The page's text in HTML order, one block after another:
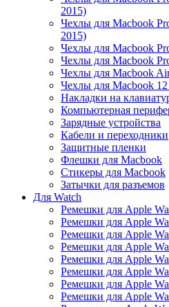
2015)
Чехлы для Macbook
2015)
Чехлы для Macbook
Чехлы для Macbook
Чехлы для Macbook
Чехлы для Macbook
Накладки на
Компьютерная
Зарядные устройства
Кабели и переходники
Защитные пленки
Флешки для Macbook
Стикеры для Macbook
Затычки для разъемов
Для Watch
Ремешки для Apple
Ремешки для Apple
Ремешки для Apple
Ремешки для Apple
Ремешки для Apple
Ремешки для Apple
Ремешки для Apple
Ремешки для Apple